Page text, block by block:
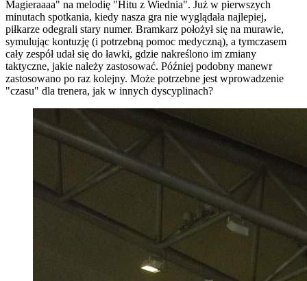
Magieraaaa" na melodię "Hitu z Wiednia". Już w pierwszych
minutach spotkania, kiedy nasza gra nie wyglądała najlepiej,
piłkarze odegrali stary numer. Bramkarz położył się na murawie,
symulując kontuzję (i potrzebną pomoc medyczną), a tymczasem
cały zespół udał się do ławki, gdzie nakreślono im zmiany
taktyczne, jakie należy zastosować. Później podobny manewr
zastosowano po raz kolejny. Może potrzebne jest wprowadzenie
"czasu" dla trenera, jak w innych dyscyplinach?